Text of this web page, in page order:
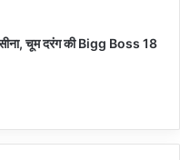
चूम दरंग की Bigg Boss 18